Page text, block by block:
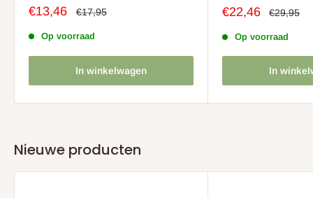
Sale
€13,46
Normale
€17,95
Op voorraad
In winkelwagen
Sale
€22,46
Normale
€29,95
Op voorraad
In
Nieuwe producten